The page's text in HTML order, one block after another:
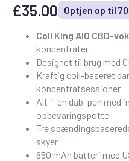
£35.00 Optjen op til
Coil King AIO CBD-
koncentrater
Designet til brug med
Kraftig coil-baseret
koncentratsessioner
Alt-i-en dab-pen med
opbevaringspotte
Tre
skyer
650 mAh batteri med